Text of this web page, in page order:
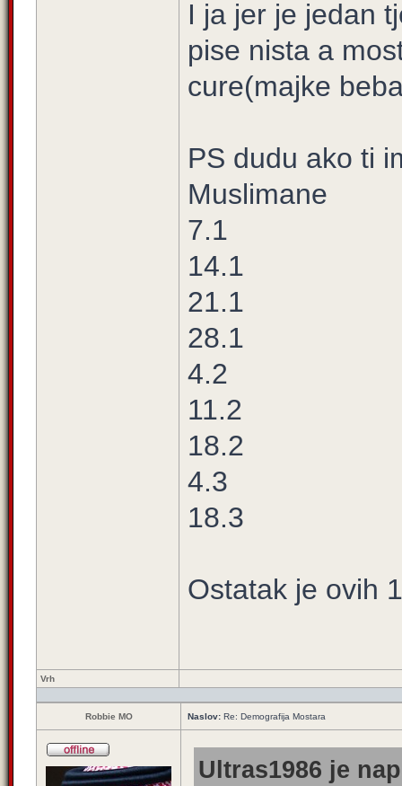
I ja jer je jedan
pise nista a
cure(majke
PS dudu ako ti
Muslimane
7.1
14.1
21.1
28.1
4.2
11.2
18.2
4.3
18.3
Ostatak je ovih
Vrh
Robbie MO Naslov: Re: Demografija Mostara
Ultras1986 je